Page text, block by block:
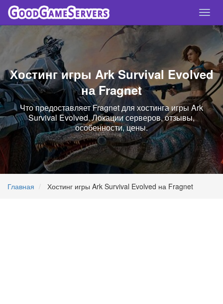
Хостинг игры Ark Survival Evolved
на Fragnet
Что предоставляет Fragnet для хостинга игры Ark
Survival Evolved. Локации серверов, отзывы,
особенности, цены.
Главная Хостинг игры Ark Survival Evolved на Fragnet